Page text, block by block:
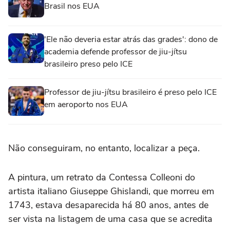
Brasil nos EUA
'Ele não deveria estar atrás das grades': dono de
academia defende professor de jiu-jítsu
brasileiro preso pelo ICE
Professor de jiu-jítsu brasileiro é preso pelo ICE
em aeroporto nos EUA
Não conseguiram, no entanto, localizar a peça.
A pintura, um retrato da Contessa Colleoni do
artista italiano Giuseppe Ghislandi, que morreu em
1743, estava desaparecida há 80 anos, antes de
ser vista na listagem de uma casa que se acredita